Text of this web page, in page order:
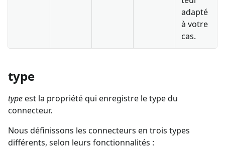
adapté
à votre
cas.
type
typeest la propriété qui enregistre le type du
connecteur.
Nous définissons les connecteurs en trois types
différents, selon leurs fonctionnalités :